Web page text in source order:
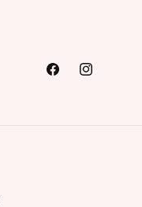
FacebookInstagram